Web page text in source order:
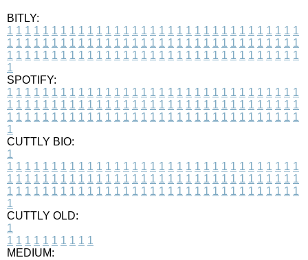
BITLY:
1 1 1 1 1 1 1 1 1 1 1 1 1 1 1 1 1 1 1 1 1 1 1 1 1 1 1 1 1 1 1 1 1
1 1 1 1 1 1 1 1 1 1 1 1 1 1 1 1 1 1 1 1 1 1 1 1 1 1 1 1 1 1 1 1 1
1 1 1 1 1 1 1 1 1 1 1 1 1 1 1 1 1 1 1 1 1 1 1 1 1 1 1 1 1 1 1 1 1
1
SPOTIFY:
1 1 1 1 1 1 1 1 1 1 1 1 1 1 1 1 1 1 1 1 1 1 1 1 1 1 1 1 1 1 1 1 1
1 1 1 1 1 1 1 1 1 1 1 1 1 1 1 1 1 1 1 1 1 1 1 1 1 1 1 1 1 1 1 1 1
1 1 1 1 1 1 1 1 1 1 1 1 1 1 1 1 1 1 1 1 1 1 1 1 1 1 1 1 1 1 1 1 1
1
CUTTLY BIO:
1
1 1 1 1 1 1 1 1 1 1 1 1 1 1 1 1 1 1 1 1 1 1 1 1 1 1 1 1 1 1 1 1 1
1 1 1 1 1 1 1 1 1 1 1 1 1 1 1 1 1 1 1 1 1 1 1 1 1 1 1 1 1 1 1 1 1
1 1 1 1 1 1 1 1 1 1 1 1 1 1 1 1 1 1 1 1 1 1 1 1 1 1 1 1 1 1 1 1 1
1
CUTTLY OLD:
1
1 1 1 1 1 1 1 1 1 1
MEDIUM: